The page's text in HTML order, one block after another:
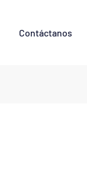
Contáctanos